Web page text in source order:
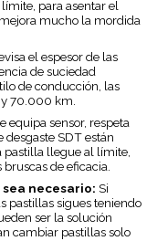
para asentar el
mucho la mordida
el espesor de las
de suciedad
de conducción, las
70.000 km.
equipa sensor, respeta
desgaste SDT están
pastilla llegue al límite,
de eficacia.
necesario: Si
pastillas sigues teniendo
ser la solución
cambiar pastillas solo